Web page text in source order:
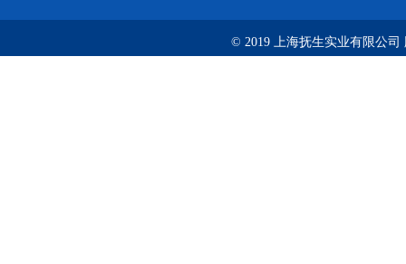
© 2019 上海抚生实业有限公司